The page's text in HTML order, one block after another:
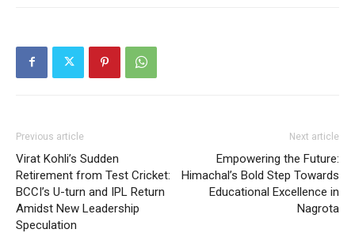
SUBSCRIBE NOW
Previous article
Virat Kohli’s Sudden
Retirement from Test Cricket:
BCCI’s U-turn and IPL Return
Amidst New Leadership
Speculation
Next article
Empowering the Future:
Himachal’s Bold Step Towards
Educational Excellence in
Nagrota